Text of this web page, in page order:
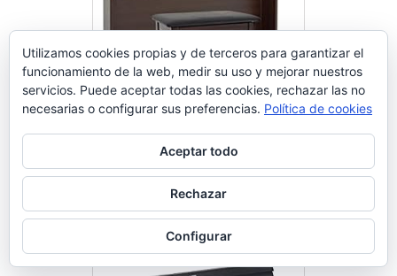
Contrapesadas con Soporte de
Madera y 3 Pedales Palisandro
Comprar en Amazon
Utilizamos cookies propias y de terceros para garantizar el
funcionamiento de la web, medir su uso y mejorar nuestros
servicios. Puede aceptar todas las cookies, rechazar las no
necesarias o configurar sus preferencias. Política de cookies
Aceptar todo
Rechazar
Configurar